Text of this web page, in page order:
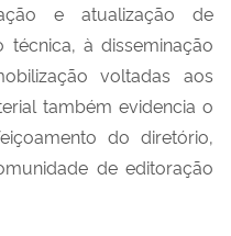
e atualização de
à disseminação
voltadas aos
também evidencia o
do diretório,
de editoração